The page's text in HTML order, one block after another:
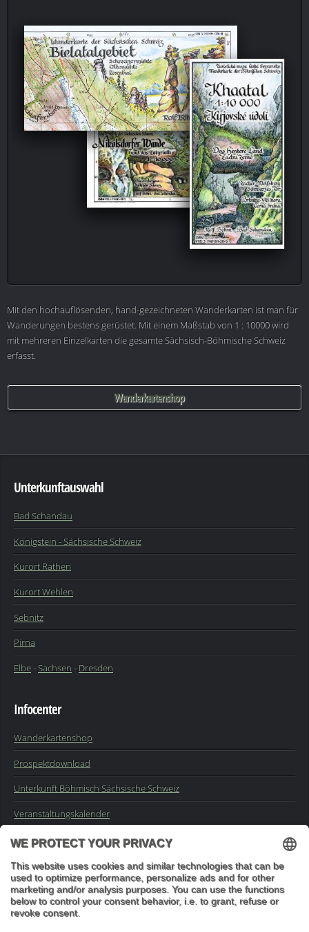
Mit den hochauflösenden, hand-gezeichneten Wanderkarten ist man für
Wanderungen bestens gerüstet. Mit einem Maßstab von 1 : 10000 wird
mit mehreren Einzelkarten die gesamte Sächsisch-Böhmische Schweiz
erfasst.
Wanderkartenshop
Unterkunftauswahl
Bad Schandau
Königstein - Sächsische Schweiz
Kurort Rathen
Kurort Wehlen
Sebnitz
Pirna
Elbe-Sachsen - Dresden
Infocenter
Wanderkartenshop
Prospektdownload
Unterkunft Böhmisch Sächsische Schweiz
Veranstaltungskalender
Impressum
Buchungsanfrage